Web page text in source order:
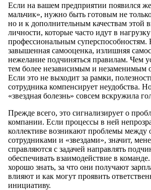
Если на вашем предприятии появился
мальчик», нужно быть готовым не
но и к дополнительным качествам этой
личности, которые часто идут в
профессиональным суперспособностям.
завышенная самооценка, излишняя
нежелание подчиняться правилам. Чем
тем более независимым и незаменимым
Если это не выходит за рамки,
сотрудника компенсирует неудобства.
«звездная болезнь» совсем вскружила
Прежде всего, это сигнализирует о
компании. Если процессы в ней
коллективе возникают проблемы
сотрудниками и «звездами», значит,
справляются с задачей направлять
обеспечивать взаимодействие в
хорошо знать, за что они получают
влияют и как могут проявить
инициативу.